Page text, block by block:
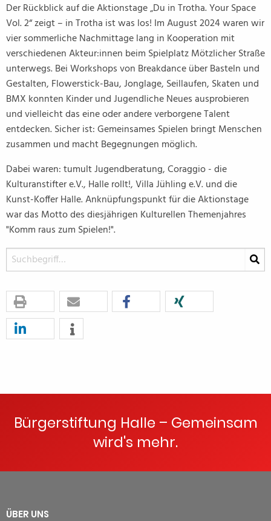
Der Rückblick auf die Aktionstage „Du in Trotha. Your Space
Vol. 2“ zeigt – in Trotha ist was los! Im August 2024 waren wir
vier sommerliche Nachmittage lang in Kooperation mit
verschiedenen Akteur:innen beim Spielplatz Mötzlicher Straße
unterwegs. Bei Workshops von Breakdance über Basteln und
Gestalten, Flowerstick-Bau, Jonglage, Seillaufen, Skaten und
BMX konnten Kinder und Jugendliche Neues ausprobieren
und vielleicht das eine oder andere verborgene Talent
entdecken. Sicher ist: Gemeinsames Spielen bringt Menschen
zusammen und macht Begegnungen möglich.
Dabei waren: tumult Jugendberatung, Coraggio - die
Kulturanstifter e.V., Halle rollt!, Villa Jühling e.V. und die
Kunst-Koffer Halle. Anknüpfungspunkt für die Aktionstage
war das Motto des diesjährigen Kulturellen Themenjahres
"Komm raus zum Spielen!".
Bürgerstiftung Halle – Gemeinsam
wird's mehr.
ÜBER UNS